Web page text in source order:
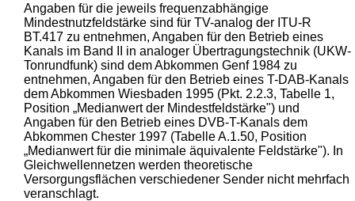
Angaben für die jeweils frequenzabhängige
Mindestnutzfeldstärke sind für TV-analog der ITU-R
BT.417 zu entnehmen, Angaben für den Betrieb eines
Kanals im Band II in analoger Übertragungstechnik (UKW-
Tonrundfunk) sind dem Abkommen Genf 1984 zu
entnehmen, Angaben für den Betrieb eines T-DAB-Kanals
dem Abkommen Wiesbaden 1995 (Pkt. 2.2.3, Tabelle 1,
Position „Medianwert der Mindestfeldstärke") und
Angaben für den Betrieb eines DVB-T-Kanals dem
Abkommen Chester 1997 (Tabelle A.1.50, Position
„Medianwert für die minimale äquivalente Feldstärke"). In
Gleichwellennetzen werden theoretische
Versorgungsflächen verschiedener Sender nicht mehrfach
veranschlagt.